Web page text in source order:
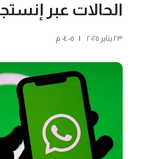
الحالات عبر
٢٣ يناير ٢٠٢٥ | ٠٤:٠٥ م